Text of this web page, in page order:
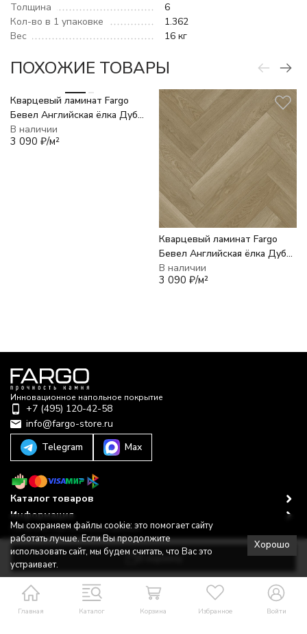
В корзину
Толщина
6
Кол-во в 1 упаковке
1.362
Вес
16 кг
ПОХОЖИЕ ТОВАРЫ
Кварцевый ламинат Fargo
Бевел Английская ёлка Дуб
Севилья 33-2105
В наличии
3 090 ₽/м²
Кварцевый ламинат Fargo
Бевел Английская ёлка Дуб
Античный 33-2123-31
В наличии
3 090 ₽/м²
Главная Каталог Корзина Избранное Войти
Инновационное напольное покрытие
+7 (495) 120-42-58
info@fargo-store.ru
Telegram
Max
Каталог товаров
Информация
Политика персональных данных
© 2022–2025-2026 © Fargo Store
Разработано вbodysite.ru
Мы сохраняем файлы cookie: это помогает сайту
работать лучше. Если Вы продолжите
использовать сайт, мы будем считать, что Вас это
устраивает.
Хорошо